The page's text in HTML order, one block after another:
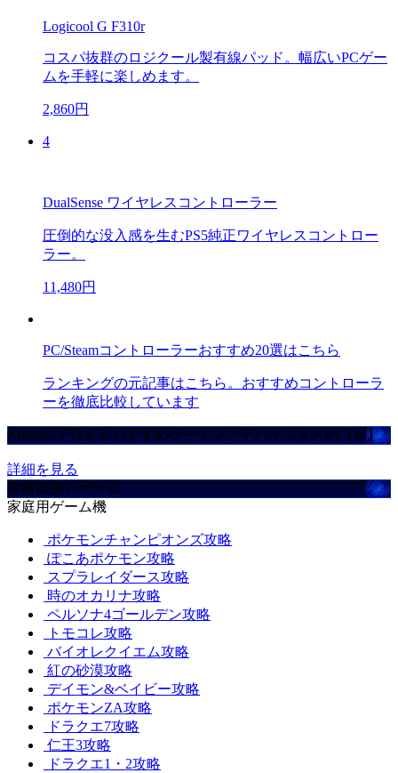
Logicool G F310r
コスパ抜群のロジクール製有線パッド。幅広いPCゲー
ムを手軽に楽しめます。
2,860円
4
DualSense ワイヤレスコントローラー
圧倒的な没入感を生むPS5純正ワイヤレスコントロー
ラー。
11,480円
PC/Steamコントローラーおすすめ20選はこちら
ランキングの元記事はこちら。おすすめコントローラ
ーを徹底比較しています
Amazonで買えるおすすめゲーミングデバイスまとめ【ad】
詳細を見る
攻略取扱いゲーム
家庭用ゲーム機
ポケモンチャンピオンズ攻略
ぽこあポケモン攻略
スプラレイダース攻略
時のオカリナ攻略
ペルソナ4ゴールデン攻略
トモコレ攻略
バイオレクイエム攻略
紅の砂漠攻略
デイモン&ベイビー攻略
ポケモンZA攻略
ドラクエ7攻略
仁王3攻略
ドラクエ1・2攻略